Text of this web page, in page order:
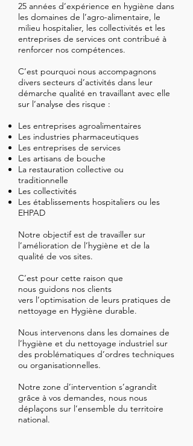
25 années d’expérience en hygiène dans
les domaines de l’agro-alimentaire, le
milieu hospitalier, les collectivités et les
entreprises de services ont contribué à
renforcer nos compétences.
C’est pourquoi nous accompagnons
divers secteurs d’activités dans leur
démarche qualité en travaillant avec elle
sur l’analyse des risque :
Les entreprises agroalimentaires
Les industries pharmaceutiques
Les entreprises de services
Les artisans de bouche
La restauration collective ou
traditionnelle
Les collectivités
Les établissements hospitaliers ou les
EHPAD
Notre objectif est de travailler sur
l’amélioration de l’hygiène et de la
qualité de vos sites.
C’est pour cette raison que
nous guidons nos clients
vers l’optimisation de leurs pratiques de
nettoyage en Hygiène durable.
Nous intervenons dans les domaines de
l’hygiène et du nettoyage industriel sur
des problématiques d’ordres techniques
ou organisationnelles.
Notre zone d’intervention s’agrandit
grâce à vos demandes, nous nous
déplaçons sur l’ensemble du territoire
national.